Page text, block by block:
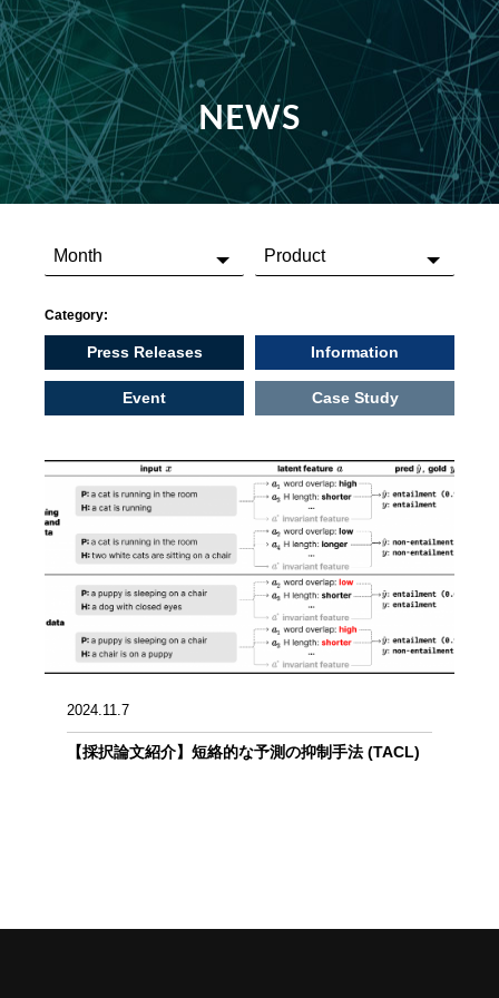
NEWS
Category:
Press Releases Information
Event Case Study
2024.11.7
【採択論文紹介】短絡的な予測の抑制手法 (TACL)